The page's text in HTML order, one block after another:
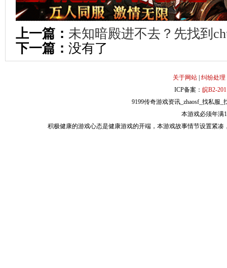
上一篇： 未知暗殿进不去？先找到
下一篇： 没有了
关于网站| 纠纷处理
ICP备案： 皖B2-
9199传奇游戏资讯_zhaosf_找私服
本游戏必须年满
积极健康的游戏心态是健康游戏的开端，本游戏故事情节设置紧